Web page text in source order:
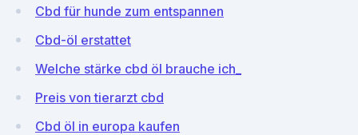
Cbd für hunde zum entspannen
Cbd-öl erstattet
Welche stärke cbd öl brauche ich_
Preis von tierarzt cbd
Cbd öl in europa kaufen